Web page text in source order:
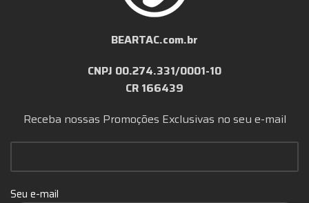
BEARTAC.com.br
CNPJ 00.274.331/0001-10
CR 166439
Receba nossas Promoções Exclusivas no seu e-mail
Seu e-mail